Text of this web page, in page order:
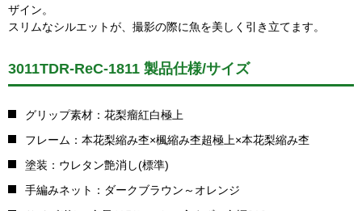
ザイン。
スリムなシルエットが、撮影の際に魚を美しく引き立てます。
3011TDR-ReC-1811 製品仕様/サイズ
グリップ素材：花梨瘤紅白極上
フレーム：本花梨縮み杢×楓縮み杢超極上×本花梨縮み杢
塗装：ウレタン艶消し(標準)
手編みネット：ダークブラウン～オレンジ